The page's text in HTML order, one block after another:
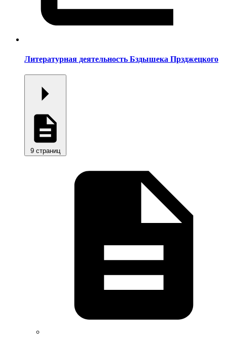
Литературная деятельность Бздышека Прзджецкого
9 страниц